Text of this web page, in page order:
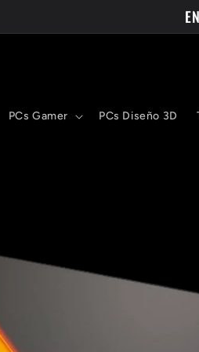
PCs Gamer PCs Diseño 3D